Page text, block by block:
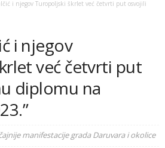
i njegov Turopoljski škrlet već četvrti put osvojili
i njegov
već četvrti put
diplomu na
manifestacije grada Daruvara i okolice